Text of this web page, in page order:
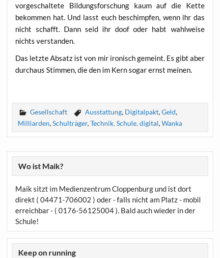
vor­ge­schal­te­te Bil­dungs­for­schung kaum auf die Ket­te
bekom­men hat. Und lasst euch beschimp­fen, wenn ihr das
nicht schafft. Dann seid ihr doof oder habt wahl­wei­se
nichts verstanden.
Das letz­te Absatz ist von mir iro­nisch gemeint. Es gibt aber
durch­aus Stim­men, die den im Kern sogar ernst meinen.
Gesellschaft Ausstattung, Digitalpakt,Geld,
Milliarden,Schulträger,Technik. Schule. digital,Wanka
Wo ist Maik?
Maik sitzt im Medienzentrum Cloppenburg und ist dort
direkt ( 04471-706002 ) oder - falls nicht am Platz - mobil
erreichbar - ( 0176-56125004 ). Bald auch wieder in der
Schule!
Keep on running